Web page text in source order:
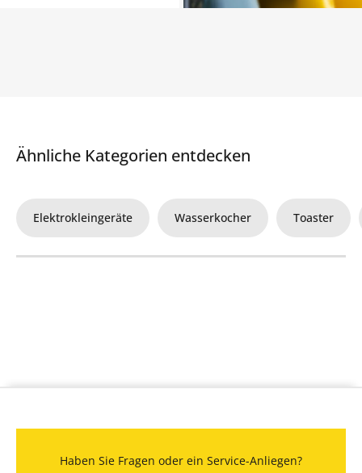
Ähnliche Kategorien entdecken
Elektrokleingeräte Wasserkocher Toaster
Haben Sie Fragen oder ein Service-Anliegen?